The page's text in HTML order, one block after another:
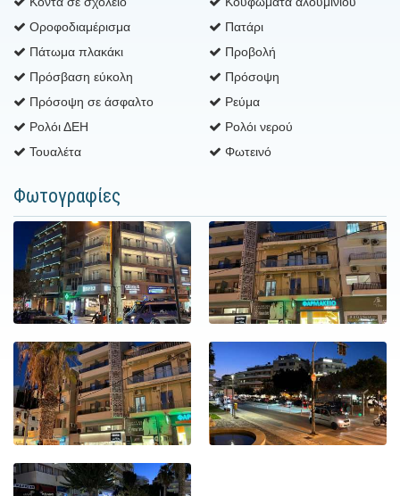
Οροφοδιαμέρισμα
Πατάρι
Πάτωμα πλακάκι
Προβολή
Πρόσβαση εύκολη
Πρόσοψη
Πρόσοψη σε άσφαλτο
Ρεύμα
Ρολόι ΔΕΗ
Ρολόι νερού
Τουαλέτα
Φωτεινό
Φωτογραφίες